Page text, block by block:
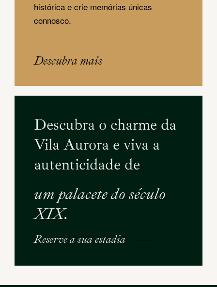
histórica e crie memórias únicas
connosco.
Descubra mais
Descubra o charme da
Vila Aurora e viva a
autenticidade de
um palacete do século
XIX.
Reserve a sua estadia